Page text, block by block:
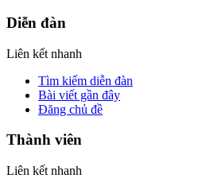
Diễn đàn
Liên kết nhanh
Tìm kiếm diễn đàn
Bài viết gần đây
Đăng chủ đề
Thành viên
Liên kết nhanh